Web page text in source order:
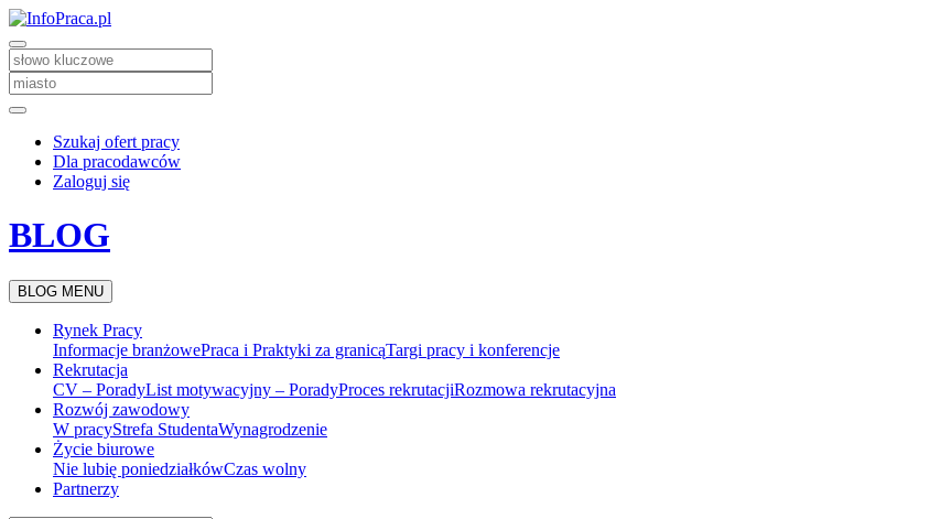
Szukaj ofert pracy
Dla pracodawców
Zaloguj się
BLOG
BLOG MENU
Rynek Pracy
Informacje branżowePraca i Praktyki za granicąTargi pracy i konferencje
Rekrutacja
CV – PoradyList motywacyjny – PoradyProces rekrutacjiRozmowa rekrutacyjna
Rozwój zawodowy
W pracyStrefa StudentaWynagrodzenie
Życie biurowe
Nie lubię poniedziałkówCzas wolny
Partnerzy